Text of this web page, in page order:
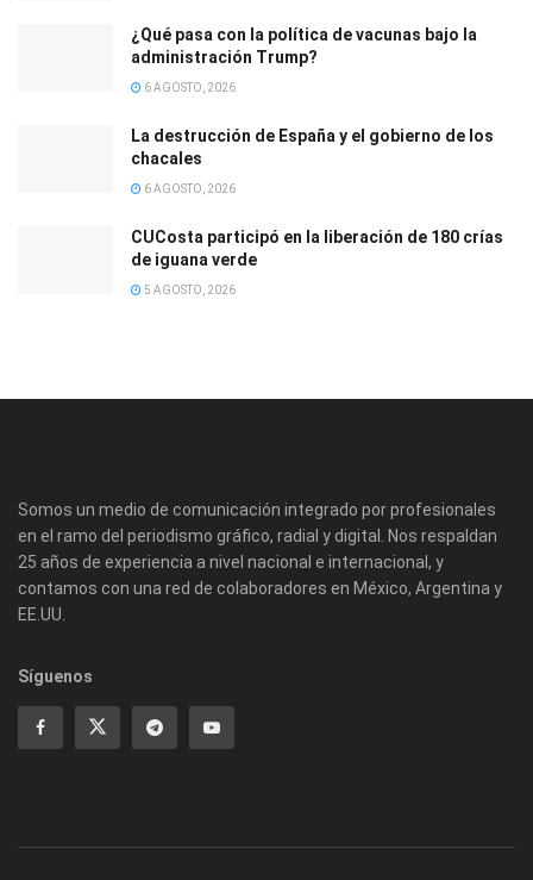
¿Qué pasa con la política de vacunas bajo la
administración Trump?
6 AGOSTO, 2026
La destrucción de España y el gobierno de los
chacales
6 AGOSTO, 2026
CUCosta participó en la liberación de 180 crías
de iguana verde
5 AGOSTO, 2026
Somos un medio de comunicación integrado por profesionales
en el ramo del periodismo gráfico, radial y digital. Nos respaldan
25 años de experiencia a nivel nacional e internacional, y
contamos con una red de colaboradores en México, Argentina y
EE.UU.
Síguenos